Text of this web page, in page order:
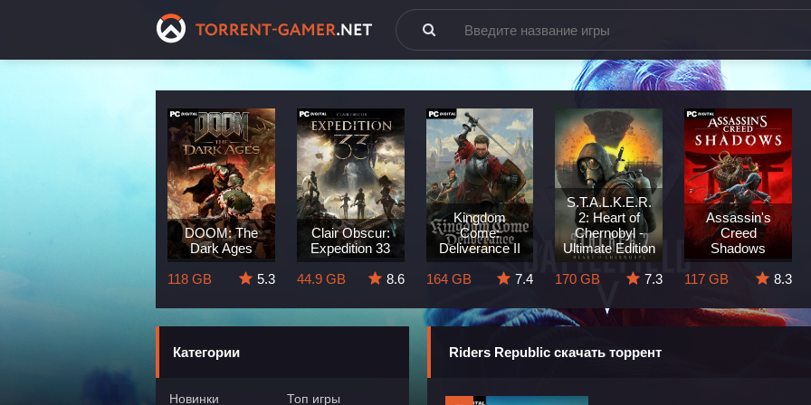
DOOM: The
Dark Ages
118 GB
5.3
Clair Obscur:
Expedition 33
44.9 GB
8.6
Kingdom
Come:
Deliverance II
164 GB
7.4
S.T.A.L.K.E.R.
2: Heart of
Chernobyl -
Ultimate Edition
170 GB
7.3
Assassin's
Creed
Shadows
117 GB
8.3
Категории
Новинки
Топ игры
Riders Republic скачать торрент